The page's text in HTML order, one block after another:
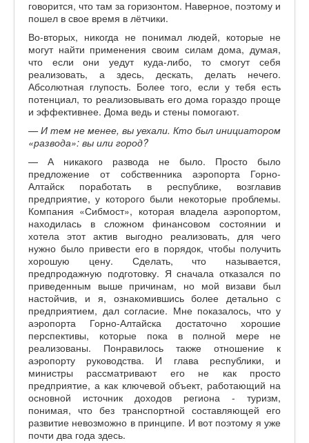
говорится, что там за горизонтом. Наверное, поэтому и
пошел в свое время в лётчики.
Во-вторых, никогда не понимал людей, которые не
могут найти применения своим силам дома, думая,
что если они уедут куда-либо, то смогут себя
реализовать, а здесь, дескать, делать нечего.
Абсолютная глупость. Более того, если у тебя есть
потенциал, то реализовывать его дома гораздо проще
и эффективнее. Дома ведь и стены помогают.
— И тем не менее, вы уехали. Кто был инициатором
«развода»: вы или город?
— А никакого развода не было. Просто было
предложение от собственника аэропорта Горно-
Алтайск поработать в республике, возглавив
предприятие, у которого были некоторые проблемы.
Компания «Сибмост», которая владела аэропортом,
находилась в сложном финансовом состоянии и
хотела этот актив выгодно реализовать, для чего
нужно было привести его в порядок, чтобы получить
хорошую цену. Сделать, что называется,
предпродажную подготовку. Я сначала отказался по
приведенным выше причинам, но мой визави был
настойчив, и я, ознакомившись более детально с
предприятием, дал согласие. Мне показалось, что у
аэропорта Горно-Алтайска достаточно хорошие
перспективы, которые пока в полной мере не
реализованы. Понравилось также отношение к
аэропорту руководства. И глава республики, и
министры рассматривают его не как просто
предприятие, а как ключевой объект, работающий на
основной источник доходов региона - туризм,
понимая, что без транспортной составляющей его
развитие невозможно в принципе. И вот поэтому я уже
почти два года здесь.